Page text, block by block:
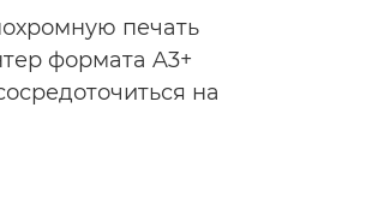
печать
формата A3+
на